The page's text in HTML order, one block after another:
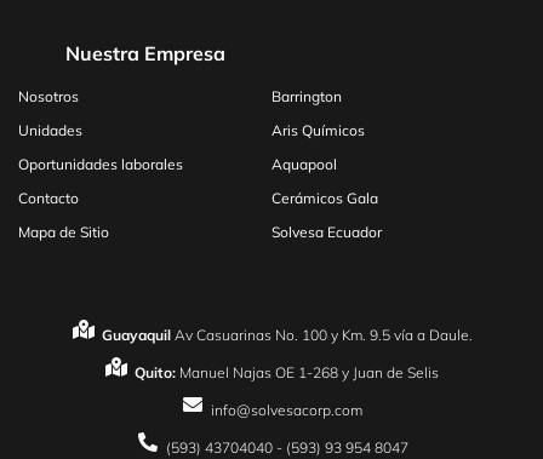
Guayaquil Av Casuarinas No. 100 y Km. 9.5 vía a Daule.
Quito: Manuel Najas OE 1-268 y Juan de Selis
info@solvesacorp.com
(593) 43704040 - (593) 93 954 8047
Nuestra Empresa
Nosotros
Unidades
Oportunidades laborales
Contacto
Mapa de Sitio
Barrington
Aris Químicos
Aquapool
Cerámicos Gala
Solvesa Ecuador